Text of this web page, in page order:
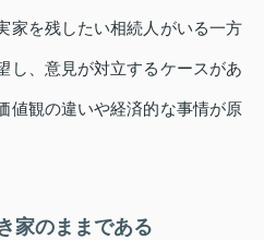
家を残したい相続人がいる一方
し、意見が対立するケースがあ
値観の違いや経済的な事情が原
家のままである